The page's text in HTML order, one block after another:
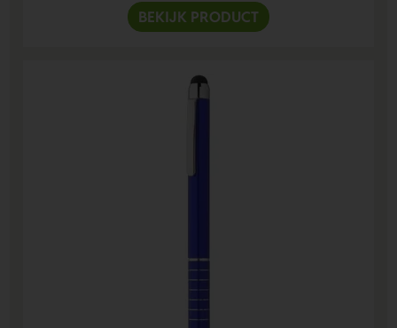
BEKIJK PRODUCT